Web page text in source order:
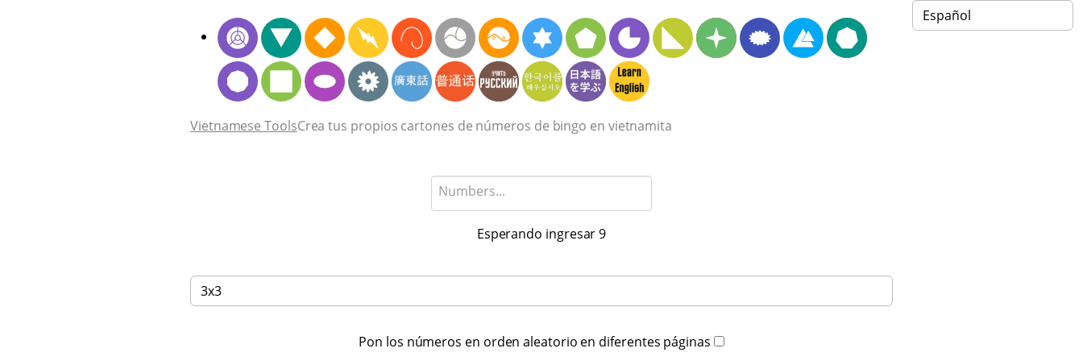
Vietnamese ToolsCrea tus propios cartones de números de bingo en vietnamita
Esperando ingresar9
Pon los números en orden aleatorio en diferentes páginas